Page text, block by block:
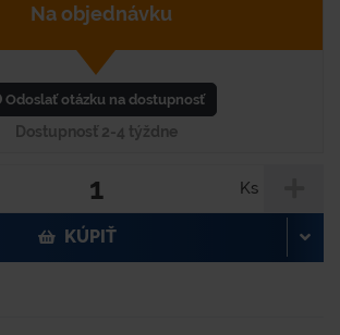
Na objednávku
Odoslať otázku na dostupnosť
Dostupnosť 2-4 týždne
Ks
KÚPIŤ